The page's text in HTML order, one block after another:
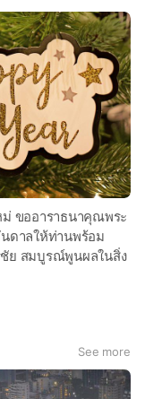
ขออาราธนาคุณพระ
ดาลให้ท่านพร้อม
ย สมบูรณ์พูนผลในสิ่ง
See more